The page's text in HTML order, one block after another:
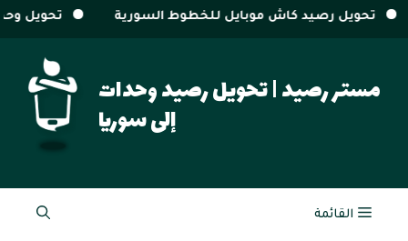
السورية تحويل وحدات سيريتل و MTN من خارج سوريا
المحتوىمستر رصيد | تحويل رصيد وحدات
إلى سوريا
القائمة